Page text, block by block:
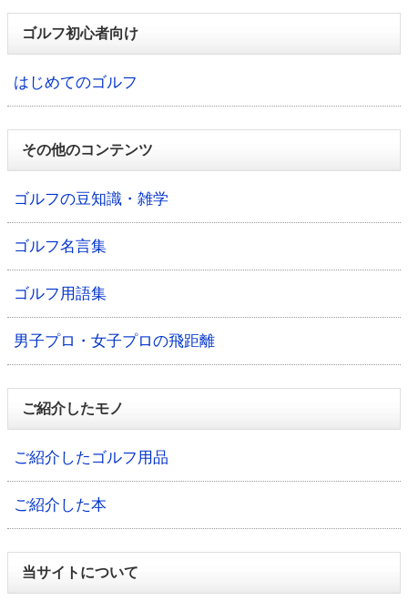
ゴルフ初心者向け
はじめてのゴルフ
その他のコンテンツ
ゴルフの豆知識・雑学
ゴルフ名言集
ゴルフ用語集
男子プロ・女子プロの飛距離
ご紹介したモノ
ご紹介したゴルフ用品
ご紹介した本
当サイトについて